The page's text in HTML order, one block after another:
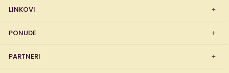
LINKOVI
PONUDE
PARTNERI